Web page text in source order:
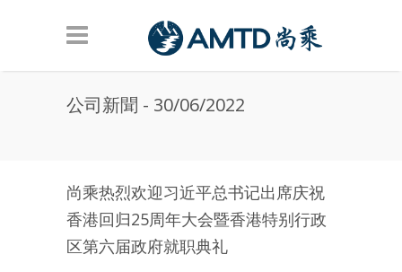
公司新聞 - 30/06/2022
尚乘热烈欢迎习近平总书记出席庆祝
香港回归25周年大会暨香港特别行政
区第六届政府就职典礼